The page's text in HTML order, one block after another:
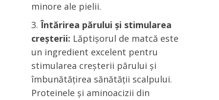
minore ale pielii.
Întărirea părului și stimularea
creșterii: Lăptișorul de matcă este
un ingredient excelent pentru
stimularea creșterii părului și
îmbunătățirea sănătății scalpului.
Proteinele și aminoacizii din